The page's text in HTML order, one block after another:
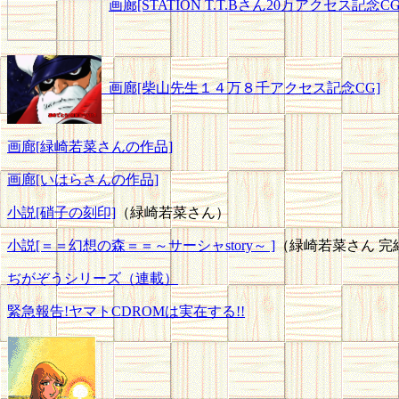
画廊[STATION T.T.Bさん20万アクセス記念
画廊[柴山先生１４万８千アクセス記念CG]
画廊[緑崎若菜さんの作品]
画廊[いはらさんの作品]
小説[硝子の刻印]（緑崎若菜さん）
小説[＝＝幻想の森＝＝～サーシャstory～ ]（緑崎若菜さん 完
ぢがぞうシリーズ（連載）
緊急報告!ヤマトCDROMは実在する!!